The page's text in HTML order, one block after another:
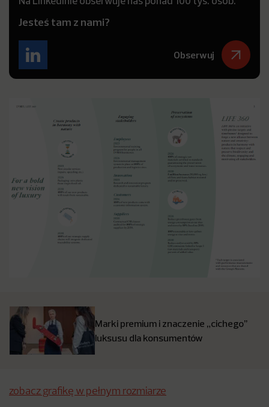
Jesteś tam z nami?
Obserwuj
Marki premium i znaczenie „cichego’’
luksusu dla konsumentów
zobacz grafikę w pełnym rozmiarze